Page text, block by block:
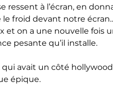
ressent à l’écran, en
le froid devant notre
et on a une nouvelle fois
pesante qu’il installe.
avait un côté
épique.